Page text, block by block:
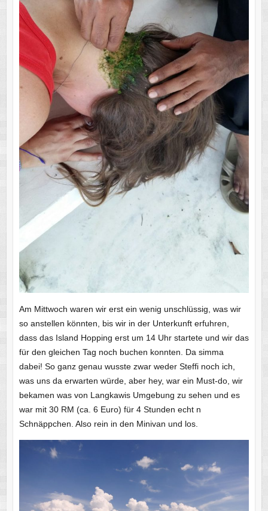
Am Mittwoch waren wir erst ein wenig unschlüssig, was wir
so anstellen könnten, bis wir in der Unterkunft erfuhren,
dass das Island Hopping erst um 14 Uhr startete und wir das
für den gleichen Tag noch buchen konnten. Da simma
dabei! So ganz genau wusste zwar weder Steffi noch ich,
was uns da erwarten würde, aber hey, war ein Must-do, wir
bekamen was von Langkawis Umgebung zu sehen und es
war mit 30 RM (ca. 6 Euro) für 4 Stunden echt n
Schnäppchen. Also rein in den Minivan und los.